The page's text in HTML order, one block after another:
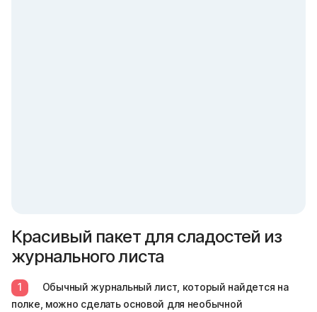
Красивый пакет для сладостей из
журнального листа
1
Обычный журнальный лист, который найдется на
полке, можно сделать основой для необычной